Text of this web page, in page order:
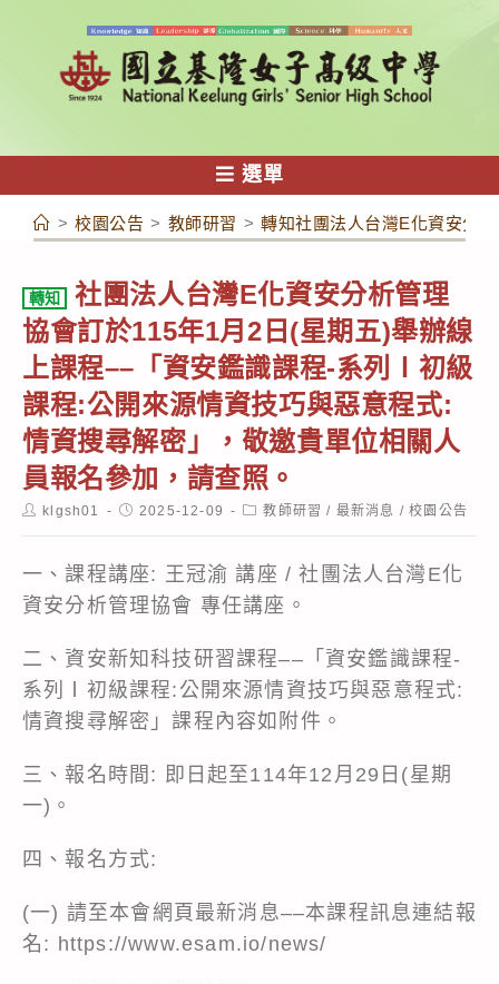
容
選單
> 校園公告 > 教師研習 > 轉知社團法人台灣E化資安分
轉知
社團法人台灣E化資安分析管理
協會訂於115年1月2日(星期五)舉辦線
上課程––「資安鑑識課程-系列Ⅰ初級
課程:公開來源情資技巧與惡意程式:
情資搜尋解密」，敬邀貴單位相關人
員報名參加，請查照。
Postklgsh01
Post2025-12-09
Post教師研習 / 最新消息 / 校園公告
一、課程講座: 王冠渝 講座 / 社團法人台灣E化
資安分析管理協會 專任講座。
二、資安新知科技研習課程––「資安鑑識課程-
系列Ⅰ初級課程:公開來源情資技巧與惡意程式:
情資搜尋解密」課程內容如附件。
三、報名時間: 即日起至114年12月29日(星期
一)。
四、報名方式:
(一) 請至本會網頁最新消息––本課程訊息連結報
名: https://www.esam.io/news/